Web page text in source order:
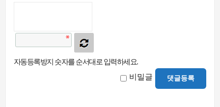
자동등록방지 숫자를 순서대로 입력하세요.
비밀글 댓글등록